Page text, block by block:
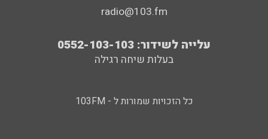
radio@103.fm
עלייה לשידור: 0552-103-103
בעלות שיחה רגילה
כל הזכויות שמורות ל - 103FM